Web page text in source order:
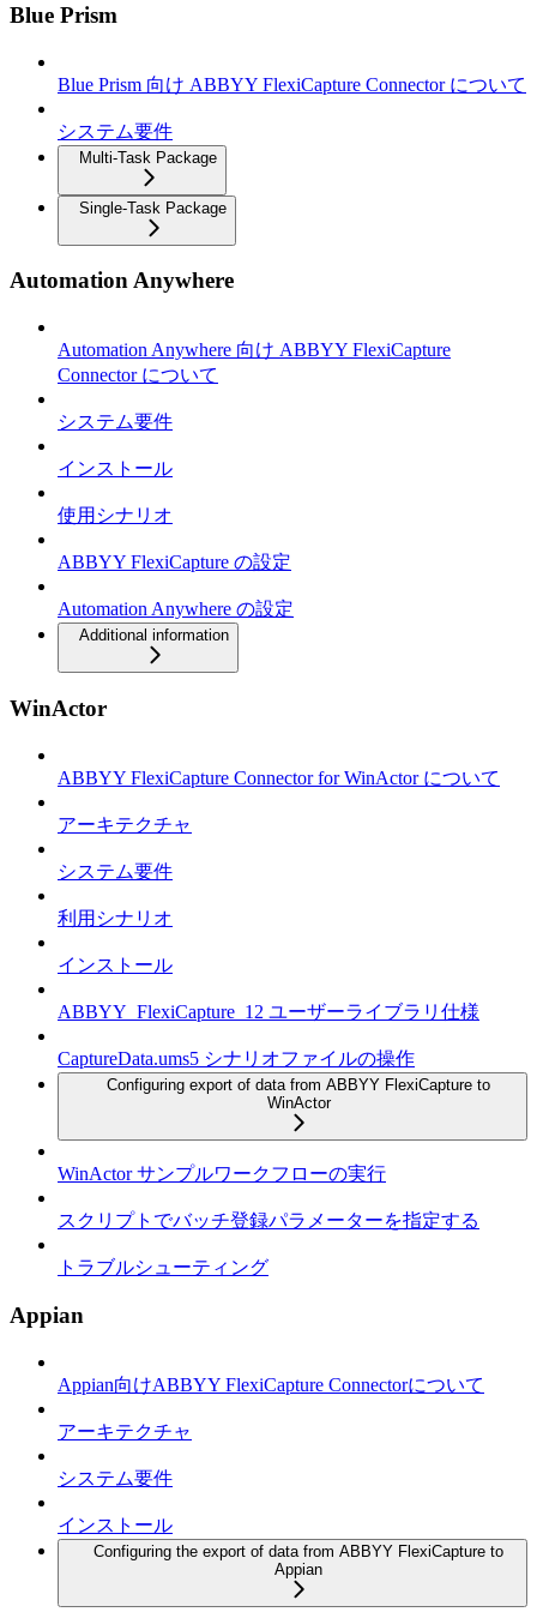
Blue Prism
Blue Prism 向け ABBYY FlexiCapture Connector について
システム要件
Multi-Task Package
Single-Task Package
Automation Anywhere
Automation Anywhere 向け ABBYY FlexiCapture
Connector について
システム要件
インストール
使用シナリオ
ABBYY FlexiCapture の設定
Automation Anywhere の設定
Additional information
WinActor
ABBYY FlexiCapture Connector for WinActor について
アーキテクチャ
システム要件
利用シナリオ
インストール
ABBYY_FlexiCapture_12 ユーザーライブラリ仕様
CaptureData.ums5 シナリオファイルの操作
Configuring export of data from ABBYY FlexiCapture to
WinActor
WinActor サンプルワークフローの実行
スクリプトでバッチ登録パラメーターを指定する
トラブルシューティング
Appian
Appian向けABBYY FlexiCapture Connectorについて
アーキテクチャ
システム要件
インストール
Configuring the export of data from ABBYY FlexiCapture to
Appian